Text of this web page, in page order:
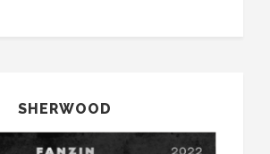
SHERWOOD